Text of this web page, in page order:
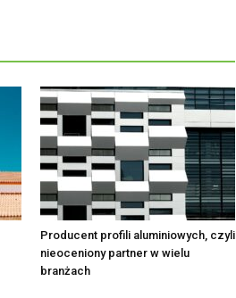
Producent profili aluminiowych, czyli
nieoceniony partner w wielu
branżach